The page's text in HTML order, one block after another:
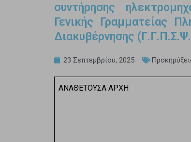
συντήρησης
Γενικής Γραμματείας
Διακυβέρνησης
23 Σεπτεμβρίου, 2025
ΑΝΑΘΕΤΟΥΣΑ ΑΡΧΗ